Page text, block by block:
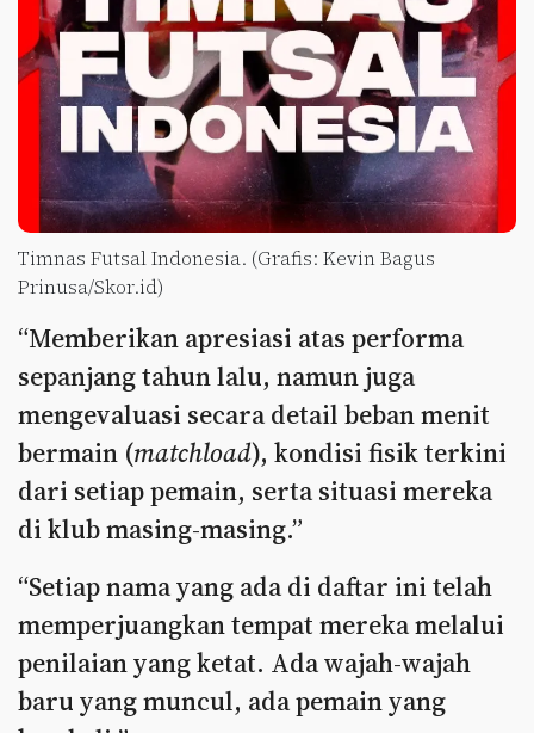
Timnas Futsal Indonesia. (Grafis: Kevin Bagus
Prinusa/Skor.id)
“Memberikan apresiasi atas performa
sepanjang tahun lalu, namun juga
mengevaluasi secara detail beban menit
bermain (matchload), kondisi fisik terkini
dari setiap pemain, serta situasi mereka
di klub masing-masing.”
“Setiap nama yang ada di daftar ini telah
memperjuangkan tempat mereka melalui
penilaian yang ketat. Ada wajah-wajah
baru yang muncul, ada pemain yang